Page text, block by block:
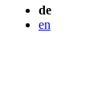
de
en